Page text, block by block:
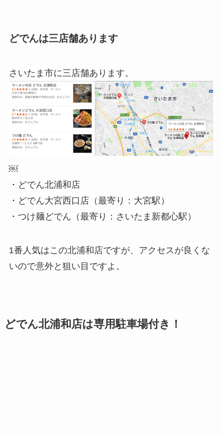
どでんは三店舗あります
さいたま市に三店舗あります。
￼
・どでん北浦和店
・どでん大宮西口店（最寄り：大宮駅）
・つけ麺どでん（最寄り：さいたま新都心駅）
1番人気はこの北浦和店ですが、アクセスが良くな
いので意外と狙い目ですよ。
どでん北浦和店は専用駐車場付き！